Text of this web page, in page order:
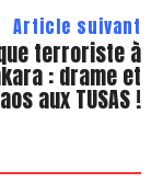
Article suivant
terroriste à
: drame et
aux TUSAS !